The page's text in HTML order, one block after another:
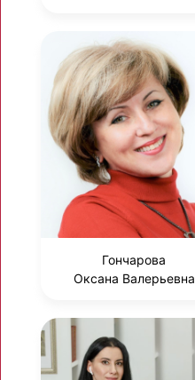
Гончарова
Оксана Валерьевна